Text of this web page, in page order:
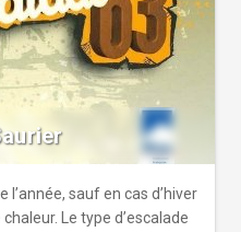
sauf en cas d’hiver
Le type d’escalade